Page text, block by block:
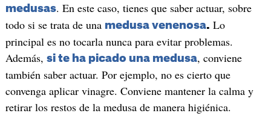
medusas. En este caso, tienes que saber actuar, sobre
todo si se trata de una medusa venenosa. Lo
principal es no tocarla nunca para evitar problemas.
Además, si te ha picado una medusa, conviene
también saber actuar. Por ejemplo, no es cierto que
convenga aplicar vinagre. Conviene mantener la calma y
retirar los restos de la medusa de manera higiénica.